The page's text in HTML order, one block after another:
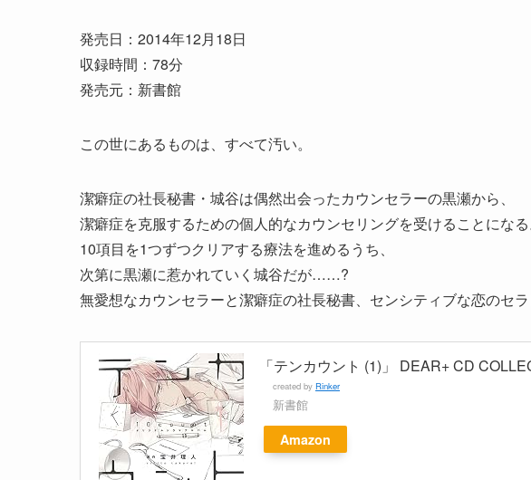
発売日：2014年12月18日
収録時間：78分
発売元：新書館
この世にあるものは、すべて汚い。
潔癖症の社長秘書・城谷は偶然出会ったカウンセラーの黒瀬から、
潔癖症を克服するための個人的なカウンセリングを受けることになる
10項目を1つずつクリアする療法を進めるうち、
次第に黒瀬に惹かれていく城谷だが……?
無愛想なカウンセラーと潔癖症の社長秘書、センシティブな恋のセラ
「テンカウント (1)」 DEAR+ CD
created by Rinker
新書館
Amazon